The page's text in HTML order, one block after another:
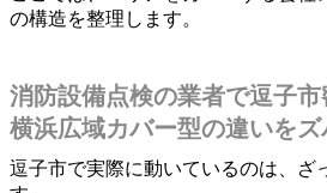
の構造を整理します。
消防設備点検の業者で逗子市
横浜広域カバー型の違いを
逗子市で実際に動いているのは、ざ